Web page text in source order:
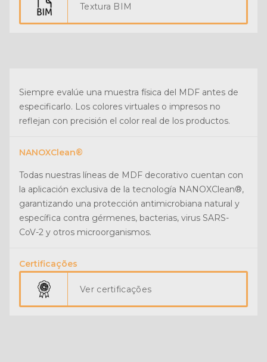
Textura BIM
Siempre evalúe una muestra física del MDF antes de
especificarlo. Los colores virtuales o impresos no
reflejan con precisión el color real de los productos.
NANOXClean®
Todas nuestras líneas de MDF decorativo cuentan con
la aplicación exclusiva de la tecnología NANOXClean®,
garantizando una protección antimicrobiana natural y
específica contra gérmenes, bacterias, virus SARS-
CoV-2 y otros microorganismos.
Certificações
Ver certificações